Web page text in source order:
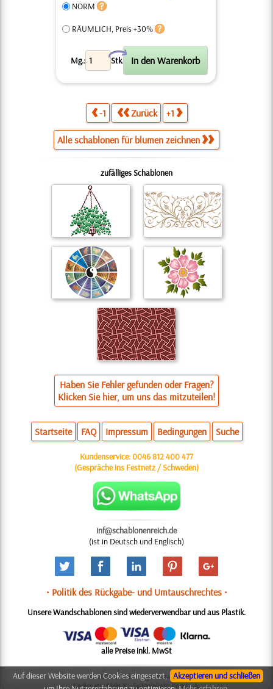
NORM
RÄUMLICH, Preis +30%
Mg.: Stk.
X
-1 Zurück +1
Alle schablonen für blumen zeichnen
zufälliges Schablonen
Haben Sie Fehler gefunden oder Fragen?
Klicken Sie hier, um uns das mitzuteilen!
Startseite FAQ Impressum Bedingungen Suche
Kundenservice:0046 812 400 477
(Gespräche ins Festnetz / Schweden)
inf@schablonenreich.de
(ist in Deutsch und Englisch)
• Politik des Rückgabe- und Umtauschrechtes •
Unsere Wandschablonen sind wiederverwendbar und aus Plastik.
alle Preise inkl. MwSt
© 2006-2025 Design: Natali M.
Kodierung: Aleks K.; Seiteninhalt: Konsta A.
Akzeptieren und schließen
Auf dieser Website werden Cookies eingesetzt,